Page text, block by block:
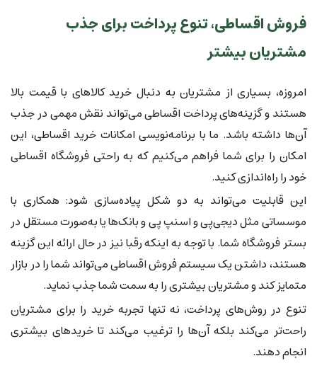
فروش اقساطی، تنوع پرداخت برای جذب
مشتریان بیشتر
امروزه، بسیاری از مشتریان به دنبال خرید کالاهای با قیمت بالا
هستند و گزینه‌های پرداخت اقساطی می‌تواند نقش مهمی در جذب
آن‌ها داشته باشد. ما با برنامه‌نویسی امکانات خرید اقساطی، این
امکان را برای شما فراهم می‌کنیم که به راحتی فروشگاه اقساطی
خود را راه‌اندازی کنید.
این قابلیت می‌تواند به دو شکل پیاده‌سازی شود: همکاری با
موسساتی مثل دیجی‌پی و اسنپ پی و بانک‌ها یا به‌صورت مستقل در
بستر فروشگاه شما. با توجه به اینکه رقبا نیز در حال ارائه این گزینه
هستند، داشتن یک سیستم فروش اقساطی می‌تواند شما را در بازار
متمایز کند و مشتریان بیشتری را به سمت شما جذب نماید.
تنوع در روش‌های پرداخت، نه تنها تجربه خرید را برای مشتریان
راحت‌تر می‌کند بلکه آن‌ها را ترغیب می‌کند تا خریدهای بیشتری
انجام دهند.